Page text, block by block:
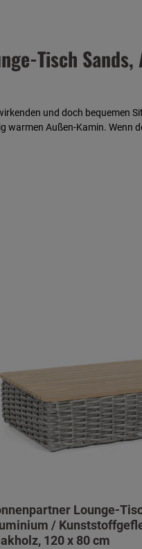
Tisch
und doch bequemen
warmen Außen-Kamin.
Lounge-
/
120 x 80 cm